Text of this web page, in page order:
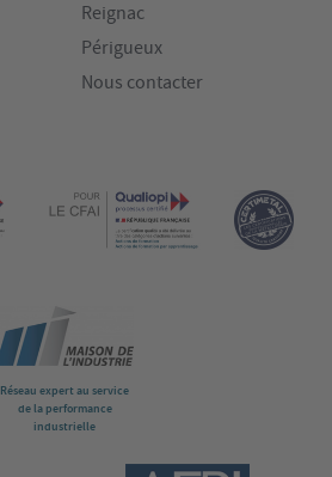
Reignac
Périgueux
Nous contacter
Réseau expert au service
de la performance
industrielle